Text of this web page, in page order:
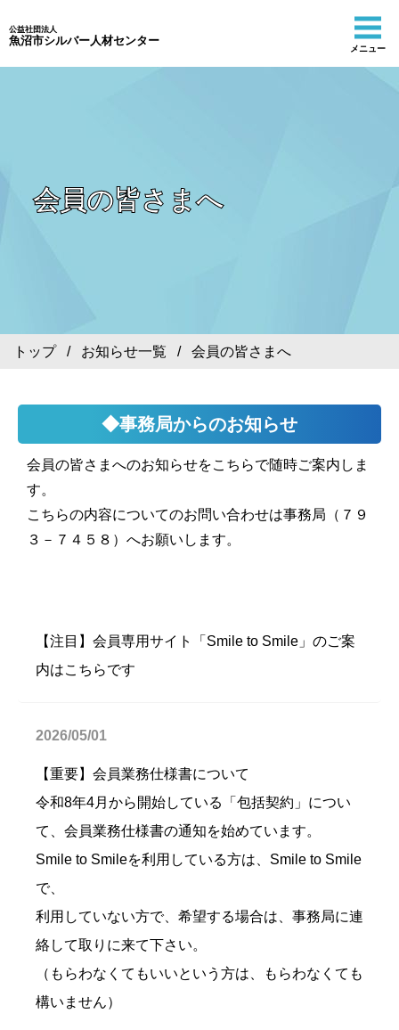
公益社団法人
魚沼市シルバー人材センター
メニュー
会員の皆さまへ
トップ/ お知らせ一覧 / 会員の皆さまへ
◆事務局からのお知らせ
会員の皆さまへのお知らせをこちらで随時ご案内しま
す。
こちらの内容についてのお問い合わせは事務局（７９
３－７４５８）へお願いします。
【注目】会員専用サイト「Smile to Smile」のご案
内はこちらです
2026/05/01
【重要】会員業務仕様書について
令和8年4月から開始している「包括契約」につい
て、会員業務仕様書の通知を始めています。
Smile to Smileを利用している方は、Smile to Smile
で、
利用していない方で、希望する場合は、事務局に連
絡して取りに来て下さい。
（もらわなくてもいいという方は、もらわなくても
構いません）